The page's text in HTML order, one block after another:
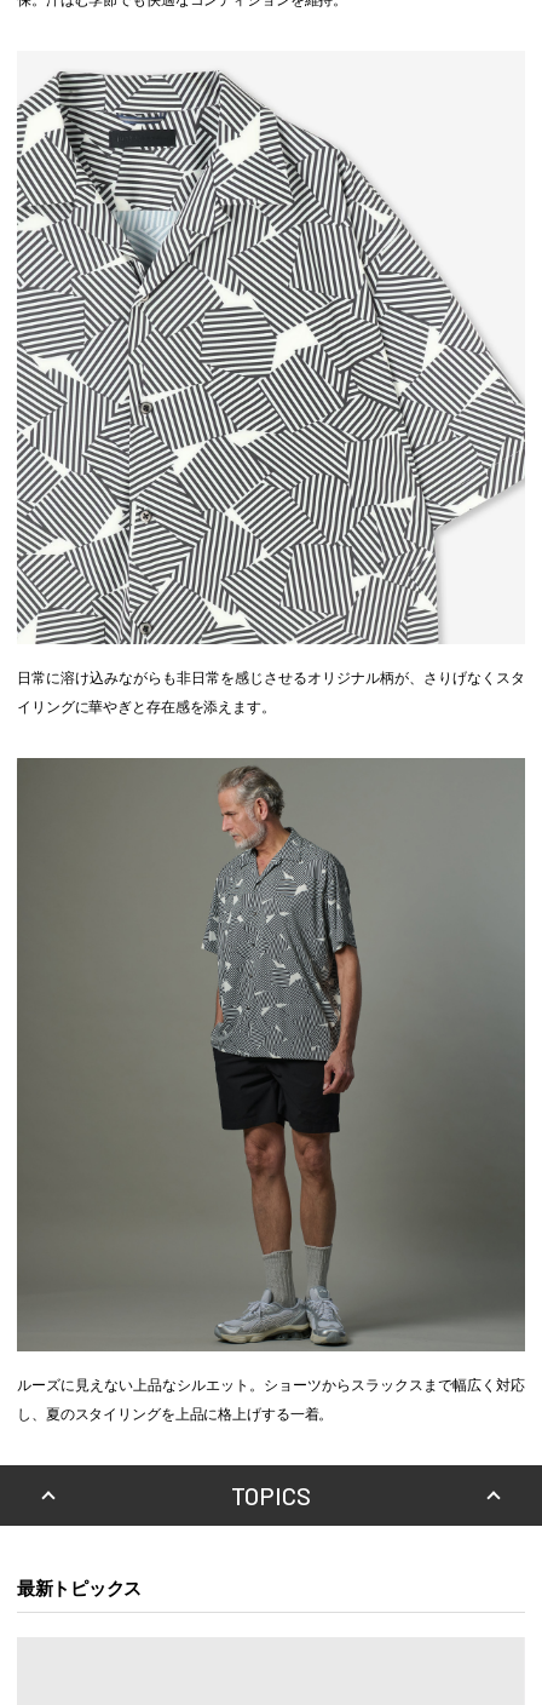
日常に溶け込みながらも非日常を感じさせるオリジナル柄が、さりげなくスタ
イリングに華やぎと存在感を添えます。
ルーズに見えない上品なシルエット。ショーツからスラックスまで幅広く対応
し、夏のスタイリングを上品に格上げする一着。
TOPICS
最新トピックス